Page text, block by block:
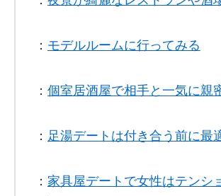
： モデルルームに行ってみる
： 個室居酒屋で相手と一気に親
： 足湯デートは付き合う前に最
： 家具屋デートで女性はテンシ